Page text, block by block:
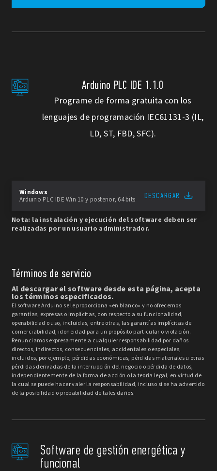
Arduino PLC IDE 1.1.0
Programe de forma gratuita con los
lenguajes de programación IEC61131-3 (IL,
LD, ST, FBD, SFC).
Windows
Arduino PLC IDE Win 10 y posterior, 64 bits
DESCARGAR
Nota: la instalación y ejecución del software deben ser
realizadas por un usuario administrador.
Términos de servicio
Al descargar el software desde esta página, acepta
los términos especificados.
El software Arduino se le proporciona «en blanco» y no ofrecemos
garantías, expresas o implícitas, con respecto a su funcionalidad,
operabilidad o uso, incluidas, entre otras, las garantías implícitas de
comerciabilidad, idoneidad para un propósito particular o violación.
Renunciamos expresamente a cualquier responsabilidad por daños
directos, indirectos, consecuenciales, accidentales o especiales,
incluidos, por ejemplo, pérdidas económicas, pérdidas materiales u otras
pérdidas derivadas de la interrupción del negocio o pérdida de datos,
independientemente de la forma de acción o la teoría legal, en virtud de
la cual se puede hacer valer la responsabilidad, incluso si se ha advertido
de la posibilidad o probabilidad de tales daños.
Software de gestión energética y
funcional